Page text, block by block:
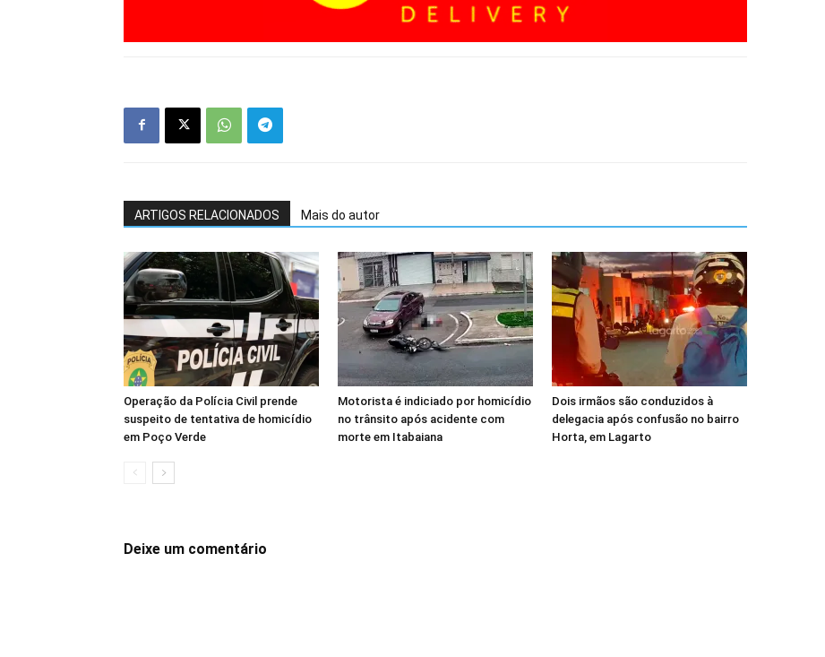
ARTIGOS RELACIONADOS Mais do autor
Operação da Polícia Civil prende
suspeito de tentativa de homicídio
em Poço Verde
Motorista é indiciado por homicídio
no trânsito após acidente com
morte em Itabaiana
Dois irmãos são conduzidos à
delegacia após confusão no bairro
Horta, em Lagarto
Deixe um comentário